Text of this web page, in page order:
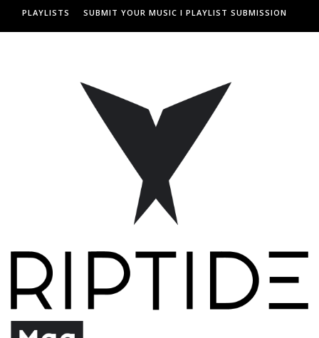
PLAYLISTS SUBMIT YOUR MUSIC I PLAYLIST SUBMISSION